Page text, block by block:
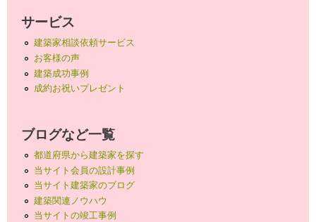
サービス
建築家相談依頼サービス
お客様の声
建築成功事例
成約お祝いプレゼント
ブログなど一覧
都道府県から建築家を探す
当サイト会員の設計事例
当サイト建築家のブログ
建築関連ノウハウ
当サイトの竣工事例